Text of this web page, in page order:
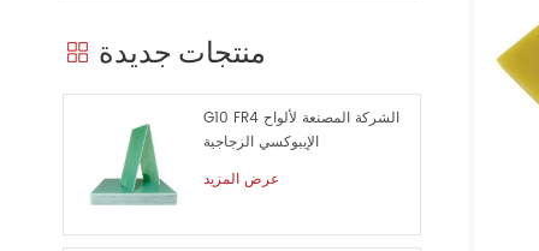
منتجات جديدة
G10 FR4 الشركة المصنعة لألواح
الإيبوكسي الزجاجية
عرض المزيد